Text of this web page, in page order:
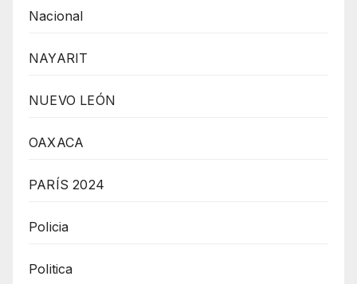
Nacional
NAYARIT
NUEVO LEÓN
OAXACA
PARÍS 2024
Policia
Politica